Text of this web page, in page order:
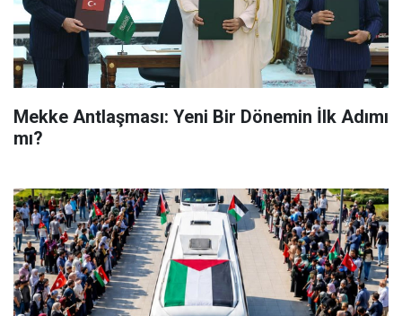
Mekke Antlaşması: Yeni Bir Dönemin İlk Adımı
mı?